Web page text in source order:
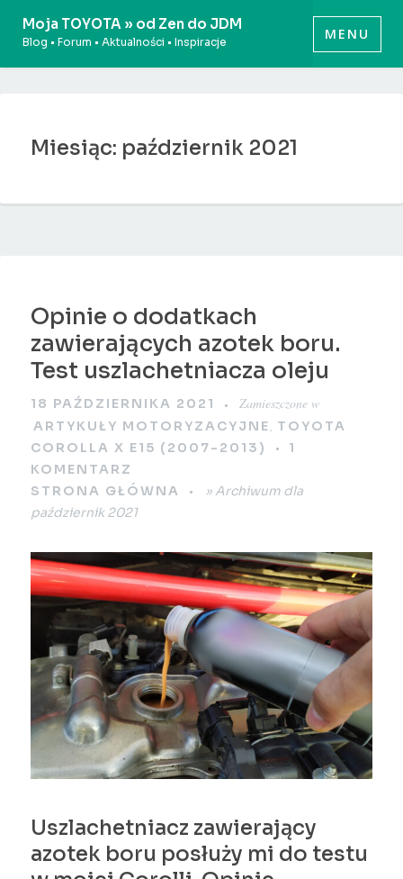
Przeskocz
treści
Moja TOYOTA » od Zen do JDM
Blog • Forum • Aktualności • Inspiracje MENU
Miesiąc: październik 2021
Opinie o dodatkach
zawierających azotek boru.
Test uszlachetniacza oleju
18 PAŹDZIERNIKA 2021 Zamieszczone w
ARTYKUŁY MOTORYZACYJNE TOYOTA
COROLLA X E15 (2007-2013)
1
KOMENTARZ
STRONA GŁÓWNA
» Archiwum dla
październik 2021
Uszlachetniacz zawierający
azotek boru posłuży mi do testu